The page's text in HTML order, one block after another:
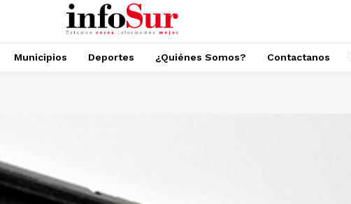
Municipios Deportes ¿Quiénes Somos? Contactanos